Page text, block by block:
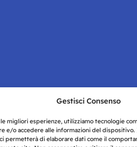
Gestisci Consenso
migliori esperienze, utilizziamo tecnologie
e/o accedere alle informazioni del dispositivo.
permetterà di elaborare dati come il